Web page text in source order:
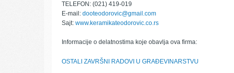
TELEFON: (021) 419-019
E-mail: dooteodorovic@gmail.com
Sajt: www.keramikateodorovic.co.rs
Informacije o delatnostima koje obavlja ova firma:
OSTALI ZAVRŠNI RADOVI U GRAĐEVINARSTVU